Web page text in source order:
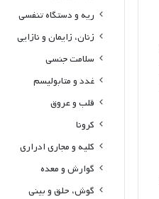
ریه و دستگاه تنفسی
زنان، زایمان و نازایی
سلامت جنسی
غدد و متابولیسم
قلب و عروق
کرونا
کلیه و مجاری ادراری
گوارش و معده
گوش، حلق و بینی